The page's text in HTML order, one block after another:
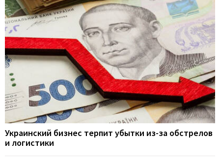
Украинский бизнес терпит убытки из-за обстрелов
и логистики